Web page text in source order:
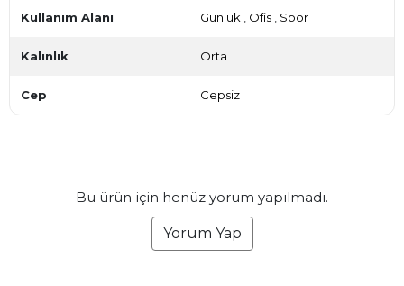
Kullanım Alanı Günlük Ofis Spor
Kalınlık Orta
Cep Cepsiz
Bu ürün için henüz yorum yapılmadı.
Yorum Yap